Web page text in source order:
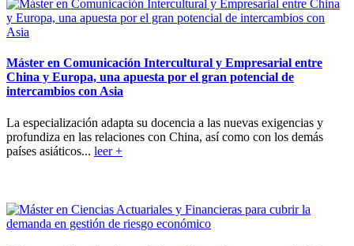
Máster en Comunicación Intercultural y Empresarial entre
China y Europa, una apuesta por el gran potencial de
intercambios con Asia
La especialización adapta su docencia a las nuevas exigencias y
profundiza en las relaciones con China, así como con los demás
países asiáticos... leer +